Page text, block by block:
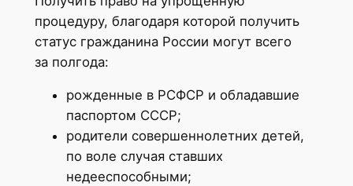
процедуру, благодаря которой получить
статус гражданина России могут всего
за полгода:
рожденные в РСФСР и обладавшие
паспортом СССР;
родители совершеннолетних детей,
по воле случая ставших
недееспособными;